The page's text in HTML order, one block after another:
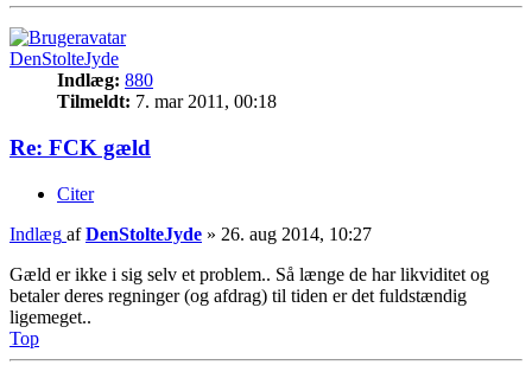
DenStolteJyde
Indlæg: 880
Tilmeldt: 7. mar 2011, 00:18
Re: FCK gæld
Citer
Indlæg afDenStolteJyde » 26. aug 2014, 10:27
Gæld er ikke i sig selv et problem.. Så længe de har likviditet og
betaler deres regninger (og afdrag) til tiden er det fuldstændig
ligemeget..
Top